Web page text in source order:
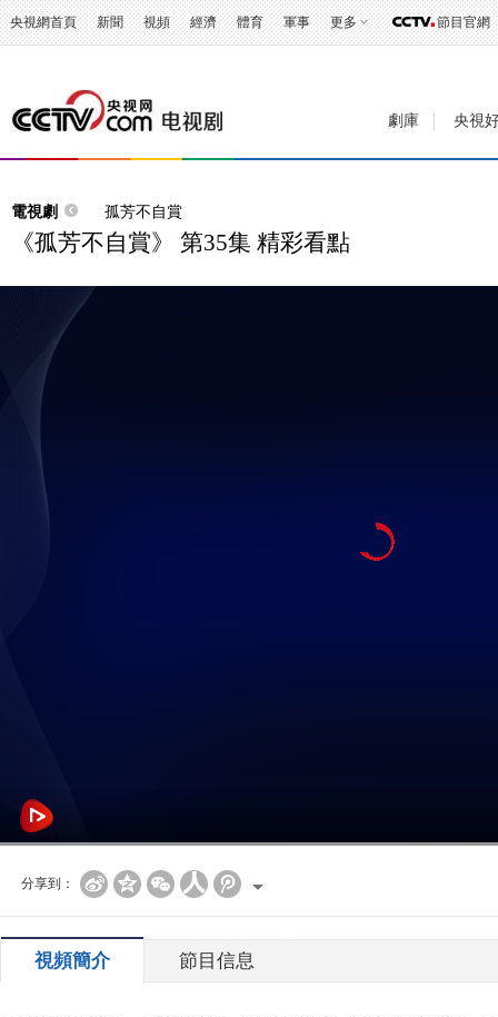
央視網首頁 新聞 視頻 經濟 體育 軍事 更多 節目官網
劇庫 央視
電視劇 孤芳不自賞
《孤芳不自賞》 第35集 精彩看點
分享到：
視頻簡介 節目信息